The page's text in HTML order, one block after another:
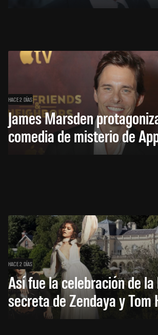
HACE 2 DÍAS
James Marsden
comedia de misterio de
HACE 2 DÍAS
Así fue la celebración de la
secreta de Zendaya y Tom